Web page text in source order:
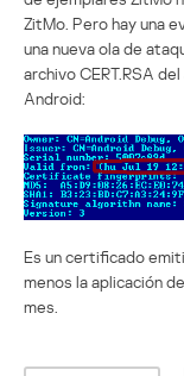
ZitMo. Pero hay una
una nueva ola de
archivo CERT.RSA
Android:
Es un certificado
menos la aplicación
mes.